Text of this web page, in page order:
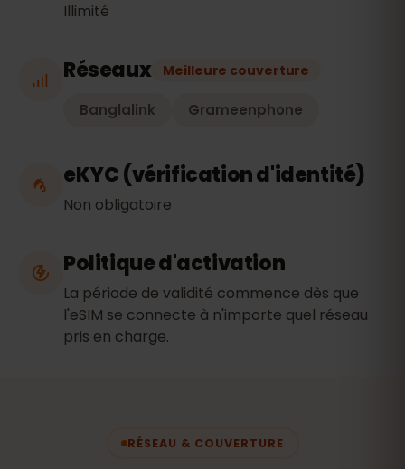
Illimité
Réseaux Meilleure couverture
Banglalink Grameenphone
eKYC (vérification d'identité)
Non obligatoire
Politique d'activation
La période de validité commence dès que
l'eSIM se connecte à n'importe quel réseau
pris en charge.
RÉSEAU & COUVERTURE